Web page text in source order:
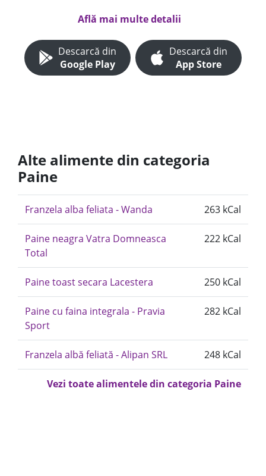
Află mai multe detalii
Descarcă din
Google Play
Descarcă din
App Store
Alte alimente din categoria
Paine
Franzela alba feliata - Wanda 263 kCal
Paine neagra Vatra Domneasca
Total
222 kCal
Paine toast secara Lacestera 250 kCal
Paine cu faina integrala - Pravia
Sport
282 kCal
Franzela albă feliată - Alipan SRL 248 kCal
Vezi toate alimentele din categoria Paine